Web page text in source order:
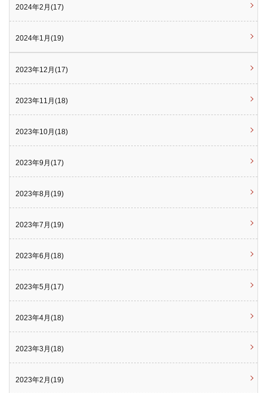
2024年2月(17)
2024年1月(19)
2023年12月(17)
2023年11月(18)
2023年10月(18)
2023年9月(17)
2023年8月(19)
2023年7月(19)
2023年6月(18)
2023年5月(17)
2023年4月(18)
2023年3月(18)
2023年2月(19)